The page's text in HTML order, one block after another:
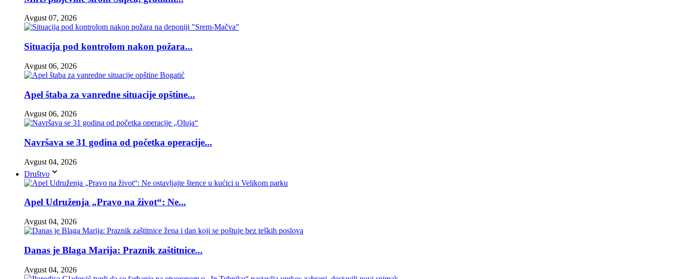
Avgust 07, 2026
Situacija pod kontrolom nakon požara...
Avgust 06, 2026
Apel štaba za vanredne situacije opštine...
Avgust 06, 2026
Navršava se 31 godina od početka operacije...
Avgust 04, 2026
Društvo
Apel Udruženja „Pravo na život“: Ne...
Avgust 04, 2026
Danas je Blaga Marija: Praznik zaštitnice...
Avgust 04, 2026